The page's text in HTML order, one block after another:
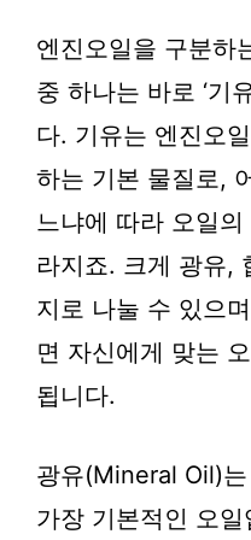
엔진오일을 구분하
중 하나는 바로 ‘기
다. 기유는 엔진오
하는 기본 물질로,
느냐에 따라 오일
라지죠. 크게 광유,
지로 나눌 수 있으
면 자신에게 맞는
됩니다.
광유(Mineral Oil)
가장 기본적인 오